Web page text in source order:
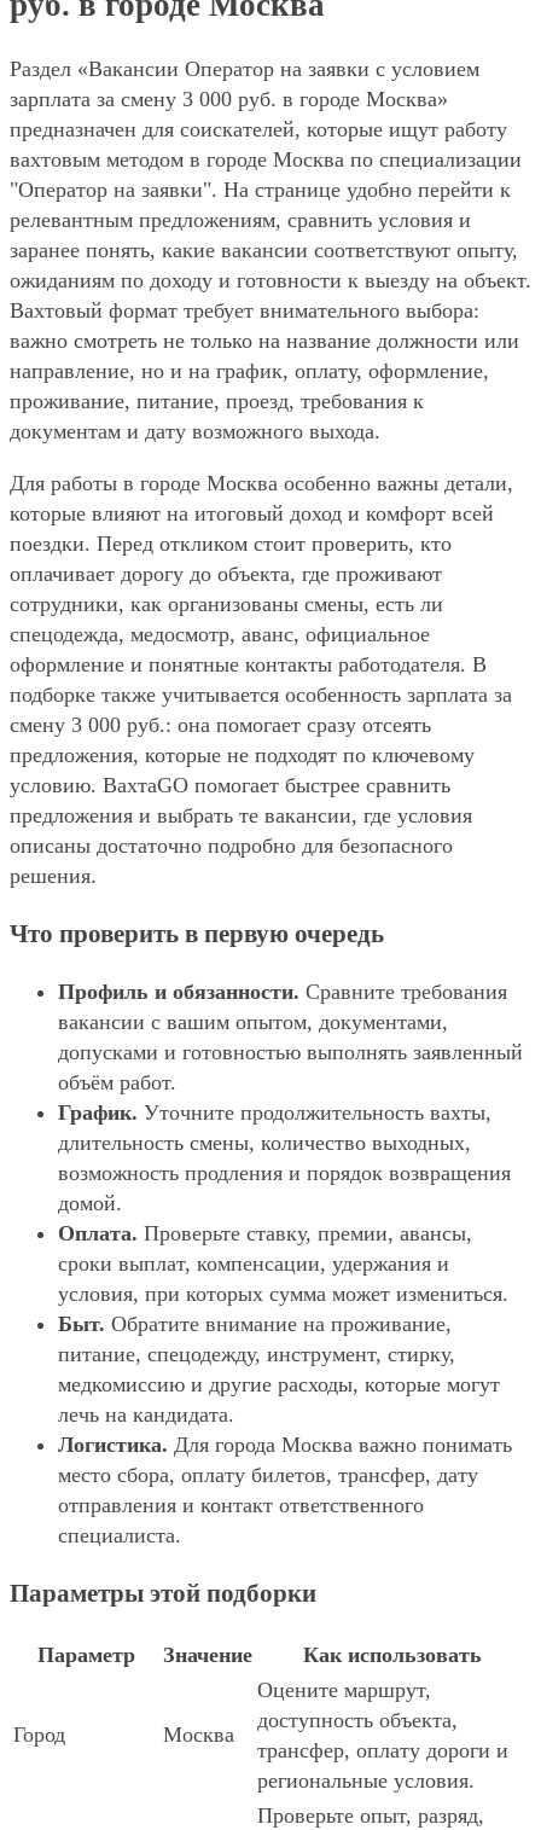
Раздел «Вакансии Оператор на заявки с условием
зарплата за смену 3 000 руб. в городе Москва»
предназначен для соискателей, которые ищут работу
вахтовым методом в городе Москва по специализации
"Оператор на заявки". На странице удобно перейти к
релевантным предложениям, сравнить условия и
заранее понять, какие вакансии соответствуют опыту,
ожиданиям по доходу и готовности к выезду на объект.
Вахтовый формат требует внимательного выбора:
важно смотреть не только на название должности или
направление, но и на график, оплату, оформление,
проживание, питание, проезд, требования к
документам и дату возможного выхода.
Для работы в городе Москва особенно важны детали,
которые влияют на итоговый доход и комфорт всей
поездки. Перед откликом стоит проверить, кто
оплачивает дорогу до объекта, где проживают
сотрудники, как организованы смены, есть ли
спецодежда, медосмотр, аванс, официальное
оформление и понятные контакты работодателя. В
подборке также учитывается особенность зарплата за
смену 3 000 руб.: она помогает сразу отсеять
предложения, которые не подходят по ключевому
условию. ВахтаGO помогает быстрее сравнить
предложения и выбрать те вакансии, где условия
описаны достаточно подробно для безопасного
решения.
Что проверить в первую очередь
Профиль и обязанности. Сравните требования
вакансии с вашим опытом, документами,
допусками и готовностью выполнять заявленный
объём работ.
График. Уточните продолжительность вахты,
длительность смены, количество выходных,
возможность продления и порядок возвращения
домой.
Оплата. Проверьте ставку, премии, авансы,
сроки выплат, компенсации, удержания и
условия, при которых сумма может измениться.
Быт. Обратите внимание на проживание,
питание, спецодежду, инструмент, стирку,
медкомиссию и другие расходы, которые могут
лечь на кандидата.
Логистика. Для города Москва важно понимать
место сбора, оплату билетов, трансфер, дату
отправления и контакт ответственного
специалиста.
Параметры этой подборки
Параметр Значение Как использовать
Город Москва
Оцените маршрут,
доступность объекта,
трансфер, оплату дороги и
региональные условия.
Проверьте опыт, разряд,